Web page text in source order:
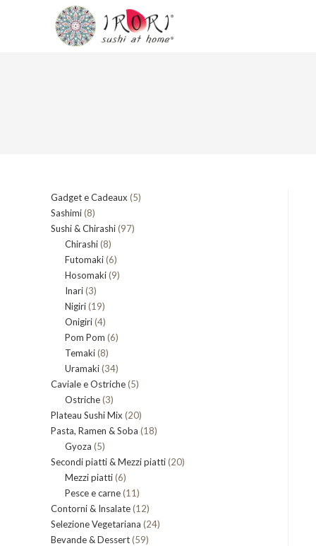
Gadget e Cadeaux 55
Sashimi 88
prodotti
Sushi & Chirashi 9797
Chirashi 88
prodotti
Futomaki 66
prodotti
Hosomaki 99
Inari 33
prodotti
Nigiri 1919
prodotti
Onigiri 44
prodotti
Pom Pom 66
Temaki 88
prodotti
Uramaki 3434
prodotti
Caviale e Ostriche 55
Ostriche 33
prodotti
Plateau Sushi Mix 2020
prodotti
Pasta, Ramen & Soba 1818
Gyoza 55
prodotti
Secondi piatti & Mezzi piatti 2020
Mezzi piatti 66
prodotti
Pesce e carne 1111
prodotti
Contorni & Insalate 1212
prodotti
Selezione Vegetariana 2424
Bevande & Dessert 5959